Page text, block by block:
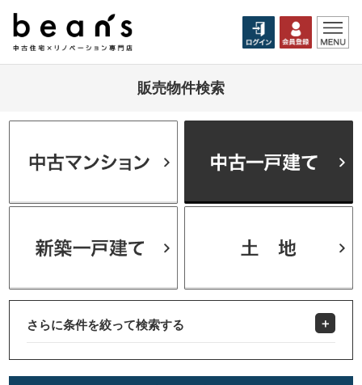
販売物件検索
さらに条件を絞って検索する